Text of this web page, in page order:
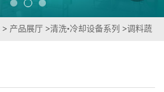
> 产品展厅 >清洗•冷却设备系列 >调料蔬